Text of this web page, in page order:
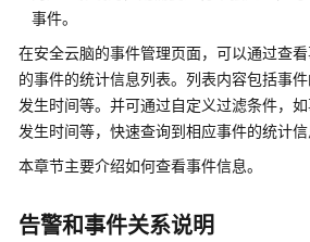
用
指
南
购
买
云
事件。
在安全云脑的事件管理页面，可以通过查
的事件的统计信息列表。列表内容包括事
发生时间等。并可通过自定义过滤条件，
发生时间等，快速查询到相应事件的统计信
本章节主要介绍如何查看事件信息。
告警和事件关系说明